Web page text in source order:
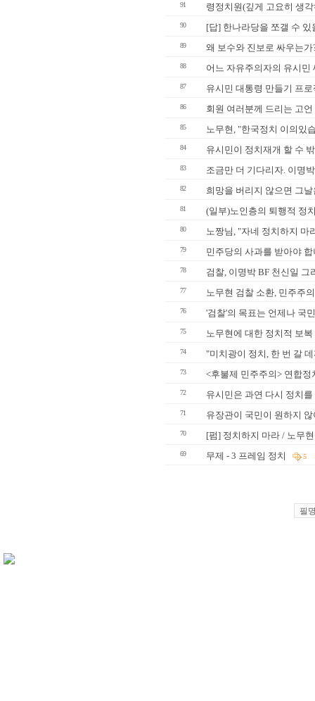
91 령정치원(깊게 고요히 생
90 [답] 한나라당을 쪼갤 수
89 왜 보수와 진보로 싸우는
88 어느 자유주의자의 유시민
87 유시민 대통령 만들기 프
86 회원 여러분께 드리는 고언
85 노무현, "한국정치 이의있
84 유시민이 정치재개 할 수
83 조금만 더 기다리자. 이명
82 희망을 버리지 않으면 그
81 (일부)노인층의 퇴행적 정
80 노짱님, "자네 정치하지 마
79 민주당의 사과를 받아야
78 검찰, 이명박 BF 천신일 그
77 노무현 검찰 소환, 민주주
76 '검찰'의 목표는 언제나 국
75 노무현에 대한 정치적 보
74 "미치광이 정치, 한 번 갈
73 <후불제 민주주의> 연합
72 유시민은 과연 다시 정치
71 유장관이 국민이 원하지
70 [펌] 정치하지 마라 / 노무
69 무제 - 3 프레임 정치 5